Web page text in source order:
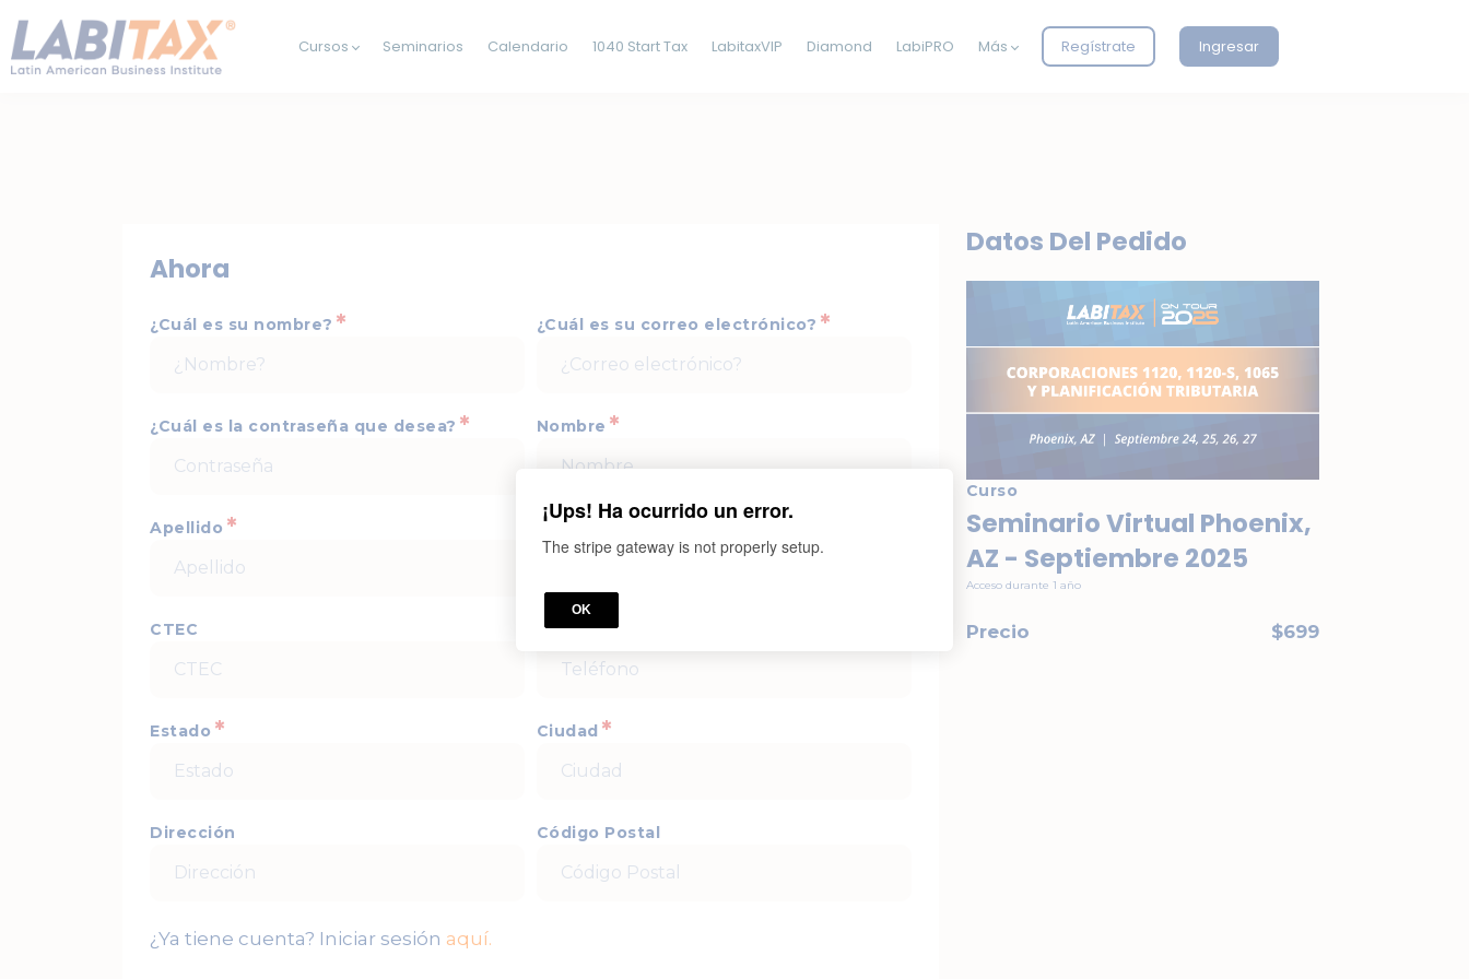
Cursos Seminarios Calendario 1040 Start Tax LabitaxVIP Diamond LabiPRO Más Regístrate Ingresar
Ahora
¿Cuál es su nombre?* ¿Cuál es su correo electrónico?*
¿Cuál es la contraseña que desea?* Nombre*
Apellido* Ptin
CTEC Teléfono
Estado* Ciudad*
Dirección Código Postal
¿Ya tiene cuenta? Iniciar sesión aquí.
Datos Del Pedido
Curso
Seminario Virtual Phoenix,
AZ - Septiembre 2025
Acceso durante 1 año
Precio $699
¡Ups! Ha ocurrido un error.
The stripe gateway is not properly setup.
OK